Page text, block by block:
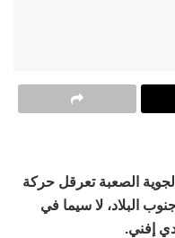
الصعبة تعرقل حركة
البلاد، لا سيما في
إفني.